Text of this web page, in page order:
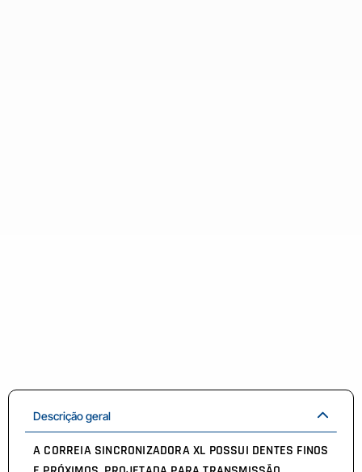
Descrição geral
A CORREIA SINCRONIZADORA XL POSSUI DENTES FINOS